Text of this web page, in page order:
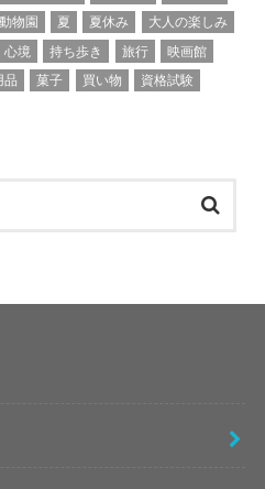
動物園 夏 夏休み
大人の楽しみ
心境 持ち歩き 旅行
映画館
品 菓子 買い物
資格試験